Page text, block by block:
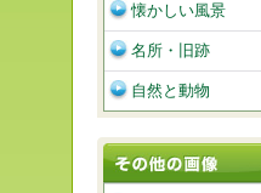
懐かしい風景
名所・旧跡
自然と動物